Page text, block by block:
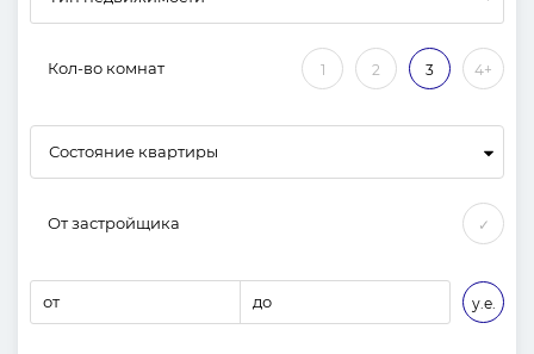
Кол-во комнат 1 2 3 4+
Состояние квартиры
От застройщика ✓
от до у.е.